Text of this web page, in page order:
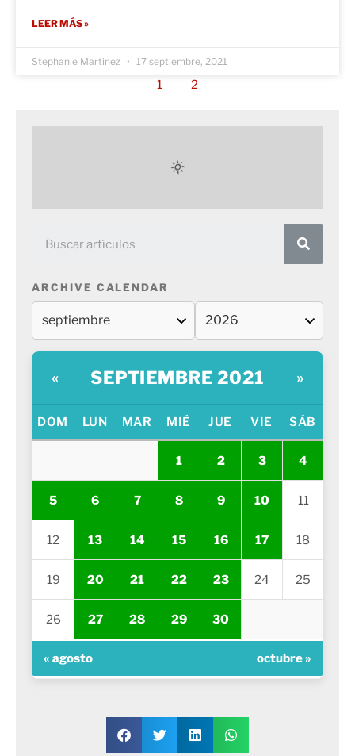
LEER MÁS »
Stephanie Martinez 17 septiembre, 2021
1 2
ARCHIVE CALENDAR
« SEPTIEMBRE 2021 »
DOM LUN MAR MIÉ JUE VIE SÁB
1 2 3 4
5 6 7 8 9 10 11
12 13 14 15 16 17 18
19 20 21 22 23 24 25
26 27 28 29 30
« agosto octubre »